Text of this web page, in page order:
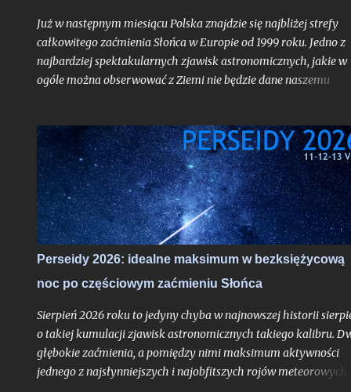
Już w następnym miesiącu Polska znajdzie się najbliżej strefy
całkowitego zaćmienia Słońca w Europie od 1999 roku. Jedno z
najbardziej spektakularnych zjawisk astronomicznych, jakie w
ogóle można obserwować z Ziemi nie będzie dane naszemu
który obszar kontynentu chodzi - spektakl ten rozegra się
innymi nad Hiszpanią. Choć faza całkowita z Polski
nie będzie, tak duża bliskość względem pasa jej widoczności
oznacza nieuchronnie, że znajdziemy się w strefie zaćmienia
częściowego o bardzo głębokiej fazie maksymalnej
do aż 87%, gdy Słońce stanie się cienkim sierpem. Jako, że
zaćmienia chodzą parami - nieco ponad dwa tygodnie od
gdy nasz satelita osiągnie pełnię czeka nas częściowe zaćmienie
Księżyca - znów o bardzo głębokiej fazie maksymalnej. Oba te
zaćmienie Słońc...
Perseidy 2026: idealne maksimum w bezksiężycową
noc po częściowym zaćmieniu Słońca
Sierpień 2026 roku to jedyny chyba w najnowszej historii
o takiej kumulacji zjawisk astronomicznych takiego kalibru.
głębokie zaćmienia, a pomiędzy nimi maksimum aktywności
jednego z najsłynniejszych i najobfitszych rojów meteorowych